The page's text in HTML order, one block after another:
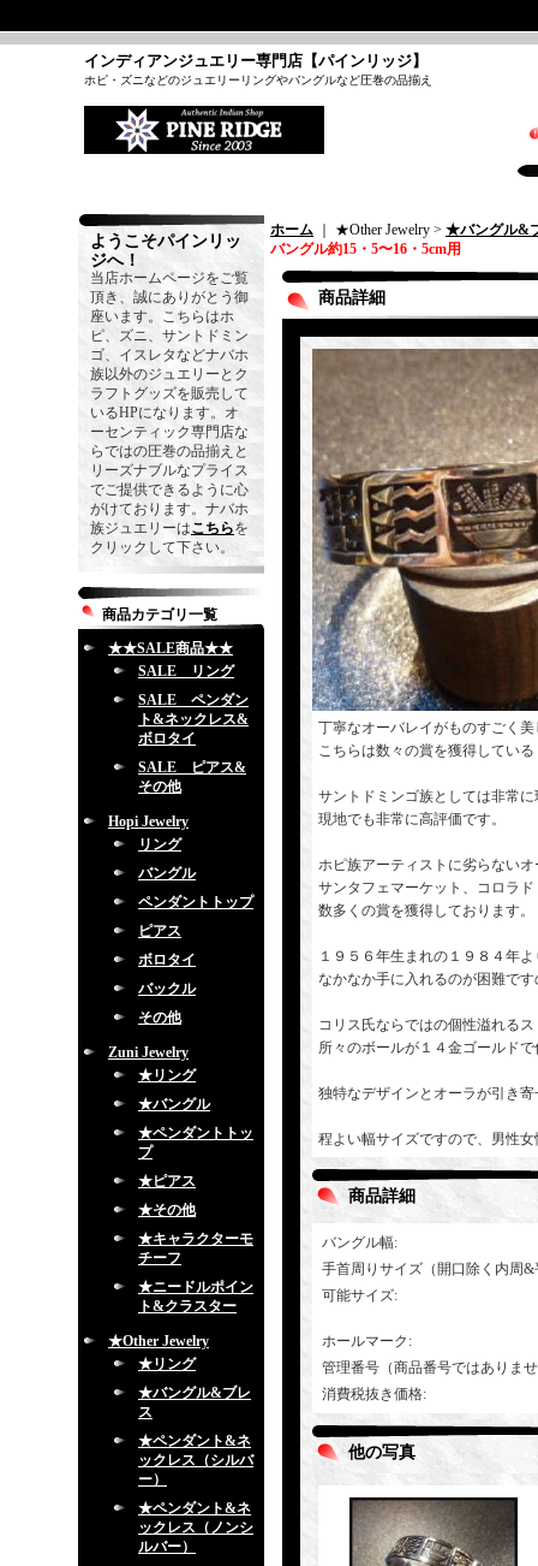
インディアンジュエリー専門店【パインリッジ】
ホピ・ズニなどのジュエリーリングやバングルなど圧巻の品揃え
ようこそパインリッ
ジへ！
当店ホームページをご覧
頂き、誠にありがとう御
座います。こちらはホ
ピ、ズニ、サントドミン
ゴ、イスレタなどナバホ
族以外のジュエリーとク
ラフトグッズを販売して
いるHPになります。オ
ーセンティック専門店な
らではの圧巻の品揃えと
リーズナブルなプライス
でご提供できるように心
がけております。ナバホ
族ジュエリーはこちらを
クリックして下さい。
商品カテゴリ一覧
★★SALE商品★★
SALE リング
SALE ペンダン
ト&ネックレス&
ボロタイ
SALE ピアス&
その他
Hopi Jewelry
リング
バングル
ペンダントトップ
ピアス
ボロタイ
バックル
その他
Zuni Jewelry
★リング
★バングル
★ペンダントトッ
プ
★ピアス
★その他
★キャラクターモ
チーフ
★ニードルポイン
ト&クラスター
★Other Jewelry
★リング
★バングル&ブレ
ス
★ペンダント&ネ
ックレス（シルバ
ー）
★ペンダント&ネ
ックレス（ノンシ
ルバー）
ホーム ｜ ★Other Jewelry > ★バングル&
バングル約15・5〜16・5cm用
商品詳細
丁寧なオーバレイがものすごく
こちらは数々の賞を獲得してい
サントドミンゴ族としては非常
現地でも非常に高評価です。
ホピ族アーティストに劣らない
サンタフェマーケット、コロラ
数多くの賞を獲得しております。
１９５６年生まれの１９８４年
なかなか手に入れるのが困難で
コリス氏ならではの個性溢れる
所々のボールが１４金ゴールド
独特なデザインとオーラが引き
程よい幅サイズですので、男性
商品詳細
バングル幅:
手首周りサイズ（開口除く内周&
可能サイズ:
ホールマーク :
管理番号（商品番号ではありま
消費税抜き価格:
他の写真